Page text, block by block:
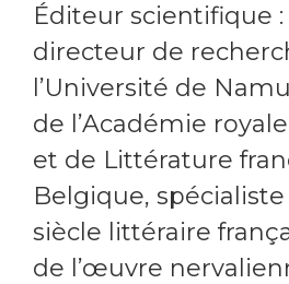
Éditeur scientifique
directeur de
l’Université de
de l’Académie
et de Littérature
Belgique, spécialiste
siècle littéraire
de l’œuvre